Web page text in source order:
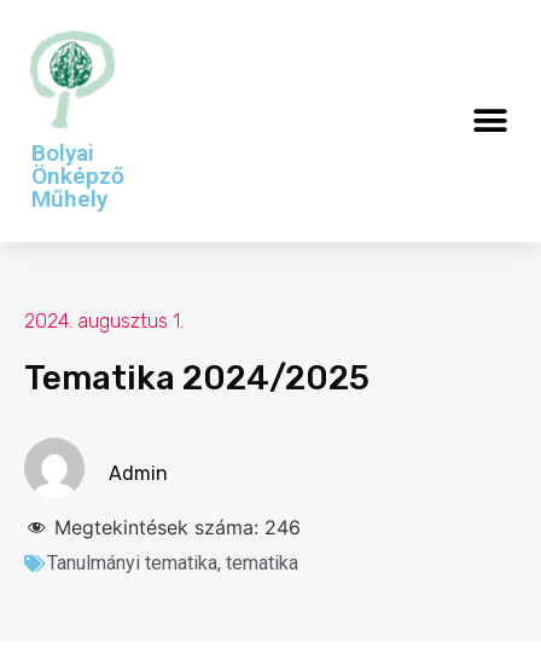
Bolyai
Önképző
Műhely
2024. augusztus 1.
Tematika 2024/2025
Admin
Megtekintések száma: 246
Tanulmányi tematika, tematika